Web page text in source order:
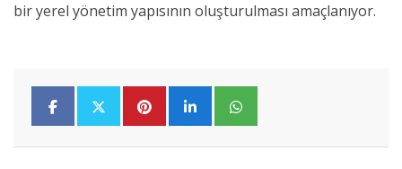
bir yerel yönetim yapısının oluşturulması amaçlanıyor.